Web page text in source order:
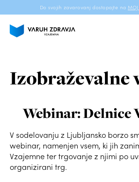
Do svojih zavarovanj dostopajte na MOJ
Izobraževalne
Webinar: Delnice
V sodelovanju z Ljubljansko borzo
webinar, namenjen vsem, ki jih
Vzajemne ter trgovanje z njimi po
organizirani trg.